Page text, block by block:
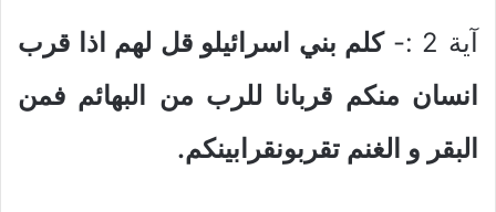
آية 2 :-
كلم بني اسرائيلو قل لهم اذا قرب
انسان منكم قربانا للرب من البهائم فمن
البقر و الغنم تقربونقرابينكم.